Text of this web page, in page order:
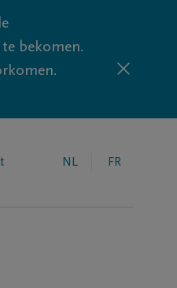
bekomen.
NL FR